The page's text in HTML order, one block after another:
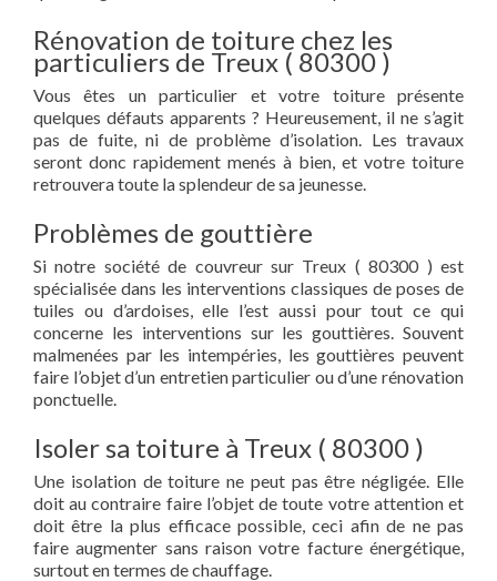
Rénovation de toiture chez les
particuliers de Treux ( 80300 )
Vous êtes un particulier et votre toiture présente
quelques défauts apparents ? Heureusement, il ne s’agit
pas de fuite, ni de problème d’isolation. Les travaux
seront donc rapidement menés à bien, et votre toiture
retrouvera toute la splendeur de sa jeunesse.
Problèmes de gouttière
Si notre société de couvreur sur Treux ( 80300 ) est
spécialisée dans les interventions classiques de poses de
tuiles ou d’ardoises, elle l’est aussi pour tout ce qui
concerne les interventions sur les gouttières. Souvent
malmenées par les intempéries, les gouttières peuvent
faire l’objet d’un entretien particulier ou d’une rénovation
ponctuelle.
Isoler sa toiture à Treux ( 80300 )
Une isolation de toiture ne peut pas être négligée. Elle
doit au contraire faire l’objet de toute votre attention et
doit être la plus efficace possible, ceci afin de ne pas
faire augmenter sans raison votre facture énergétique,
surtout en termes de chauffage.